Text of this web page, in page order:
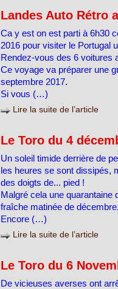
Landes Auto Rétro
Ca y est on est parti à 6h30
2016 pour visiter le Portugal
Rendez-vous des 6 voitures
Ce voyage va préparer une
septembre 2017.
Si vous (…)
Lire la suite de l’article
Le Toro du 4
Un soleil timide derrière de
les heures se sont dissipés,
des doigts de... pied !
Malgré cela une quarantaine
fraîche matinée de
Encore (…)
Lire la suite de l’article
Le Toro du 6
De vicieuses averses ont